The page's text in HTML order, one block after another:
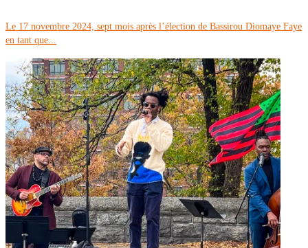
Le 17 novembre 2024, sept mois après l’élection de Bassirou Diomaye Faye
en tant que...